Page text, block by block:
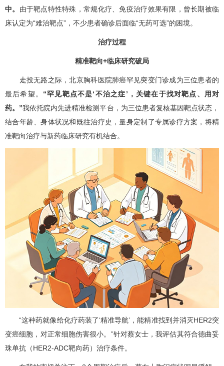
中。 由于靶点特性特殊，常规化疗、免疫治疗效果有限，曾长期被临
床认定为“难治靶点”，不少患者确诊后面临“无药可选”的困境。
治疗过程
精准靶向+临床研究破局
走投无路之际，北京胸科医院肺癌罕见突变门诊成为三位患者的
最后希望。 “罕见靶点不是‘不治之症’，关键在于找对靶点、用对
药。”我依托院内先进精准检测平台，为三位患者复核基因靶点状态，
结合年龄、身体状况和既往治疗史，量身定制了专属诊疗方案，将精
准靶向治疗与新药临床研究有机结合。
“这种药就像给化疗药装了‘精准导航’，能精准找到并消灭HER2突
变癌细胞，对正常细胞伤害很小。”针对蔡女士，我评估其符合德曲妥
珠单抗（HER2-ADC靶向药）治疗条件。